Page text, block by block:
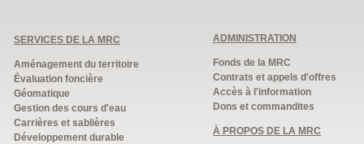
SERVICES DE LA MRC
Aménagement du territoire
Évaluation foncière
Géomatique
Gestion des cours d'eau
Carrières et sablières
Développement durable
ADMINISTRATION
Fonds de la MRC
Contrats et appels d'offres
Accès à l'information
Dons et commandites
À PROPOS DE LA MRC